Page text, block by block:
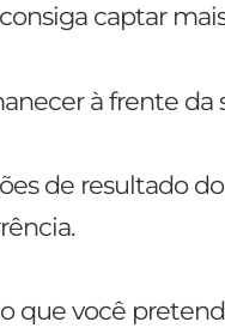
captar
à frente da
de resultado
que você